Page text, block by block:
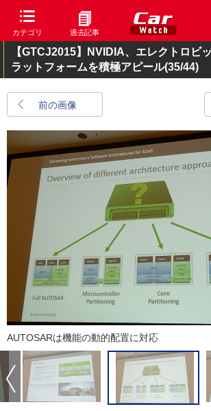
カテゴリ 過去記事
【GTCJ2015】NVIDIA、エレクトロビ
ラットフォームを積極アピール(35/44)
前の画像
AUTOSARは機能の動的配置に対応